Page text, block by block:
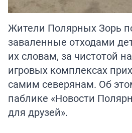
Жители Полярных Зорь
заваленные отходами
их словам, за чистотой
игровых комплексах
самим северянам. Об
паблике «Новости
для друзей».